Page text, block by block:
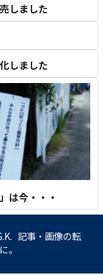
しました
しました
は今・・・
記事・画像の転
。